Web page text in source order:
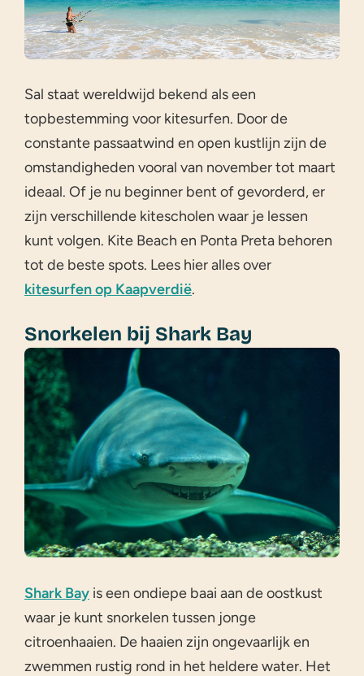
Sal staat wereldwijd bekend als een
topbestemming voor kitesurfen. Door de
constante passaatwind en open kustlijn zijn de
omstandigheden vooral van november tot maart
ideaal. Of je nu beginner bent of gevorderd, er
zijn verschillende kitescholen waar je lessen
kunt volgen. Kite Beach en Ponta Preta behoren
tot de beste spots. Lees hier alles over
kitesurfen op Kaapverdië.
Snorkelen bij Shark Bay
Shark Bay is een ondiepe baai aan de oostkust
waar je kunt snorkelen tussen jonge
citroenhaaien. De haaien zijn ongevaarlijk en
zwemmen rustig rond in het heldere water. Het